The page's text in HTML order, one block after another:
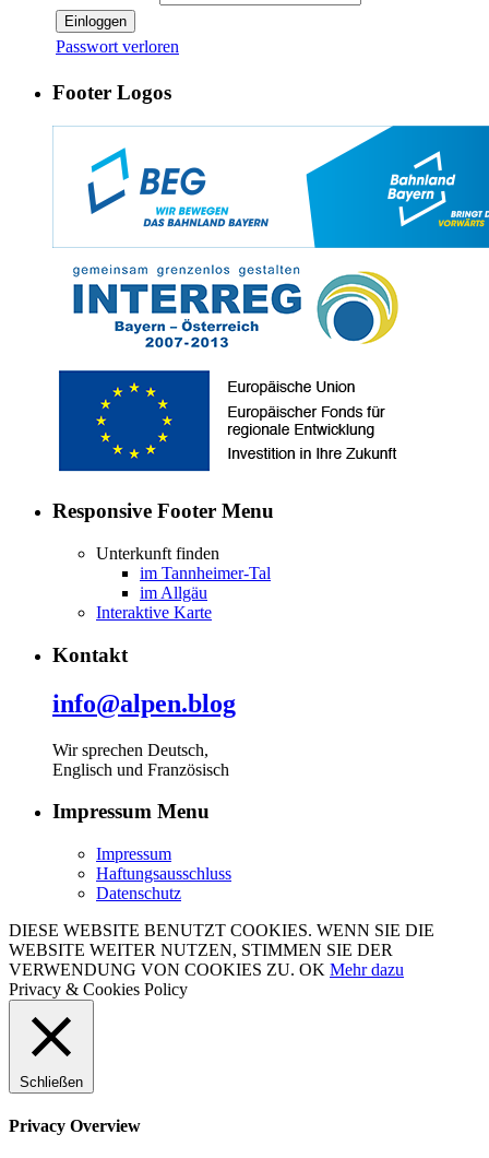
Einloggen
Passwort verloren
Footer Logos
Responsive Footer Menu
Unterkunft finden
im Tannheimer-Tal
im Allgäu
Interaktive Karte
Kontakt
info@alpen.blog
Wir sprechen Deutsch,
Englisch und Französisch
Impressum Menu
Impressum
Haftungsausschluss
Datenschutz
DIESE WEBSITE BENUTZT COOKIES. WENN SIE DIE
WEBSITE WEITER NUTZEN, STIMMEN SIE DER
VERWENDUNG VON COOKIES ZU. OK Mehr dazu
Privacy & Cookies Policy
Schließen
Privacy Overview